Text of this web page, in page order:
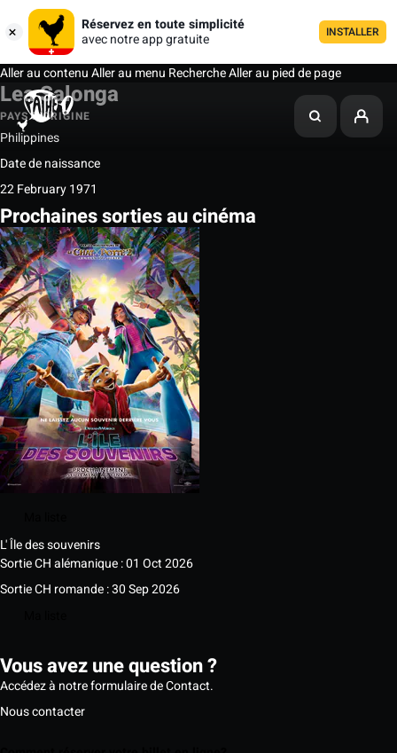
Réservez en toute simplicité
avec notre app gratuite
INSTALLER
Aller au contenuAller au menu RechercheAller au pied de page
Lea Salonga
PAYS D'ORIGINE
Philippines
Date de naissance
22 February 1971
Prochaines sorties au cinéma
L' Île des souvenirs
Sortie CH alémanique : 01 Oct 2026
Sortie CH romande : 30 Sep 2026
Vous avez une question ?
Accédez à notre formulaire de Contact.
Nous contacter